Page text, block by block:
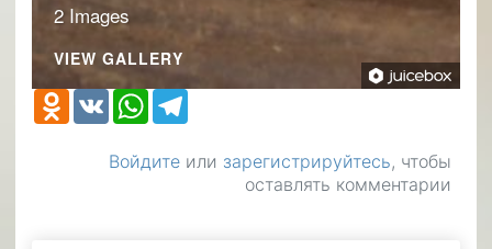
2 Images
VIEW GALLERY
Odnoklassniki
VK WhatsApp
Войдите или зарегистрируйтесь, чтобы
оставлять комментарии